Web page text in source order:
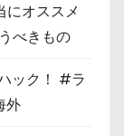
オススメ
べきもの
ック！ #ラ
外